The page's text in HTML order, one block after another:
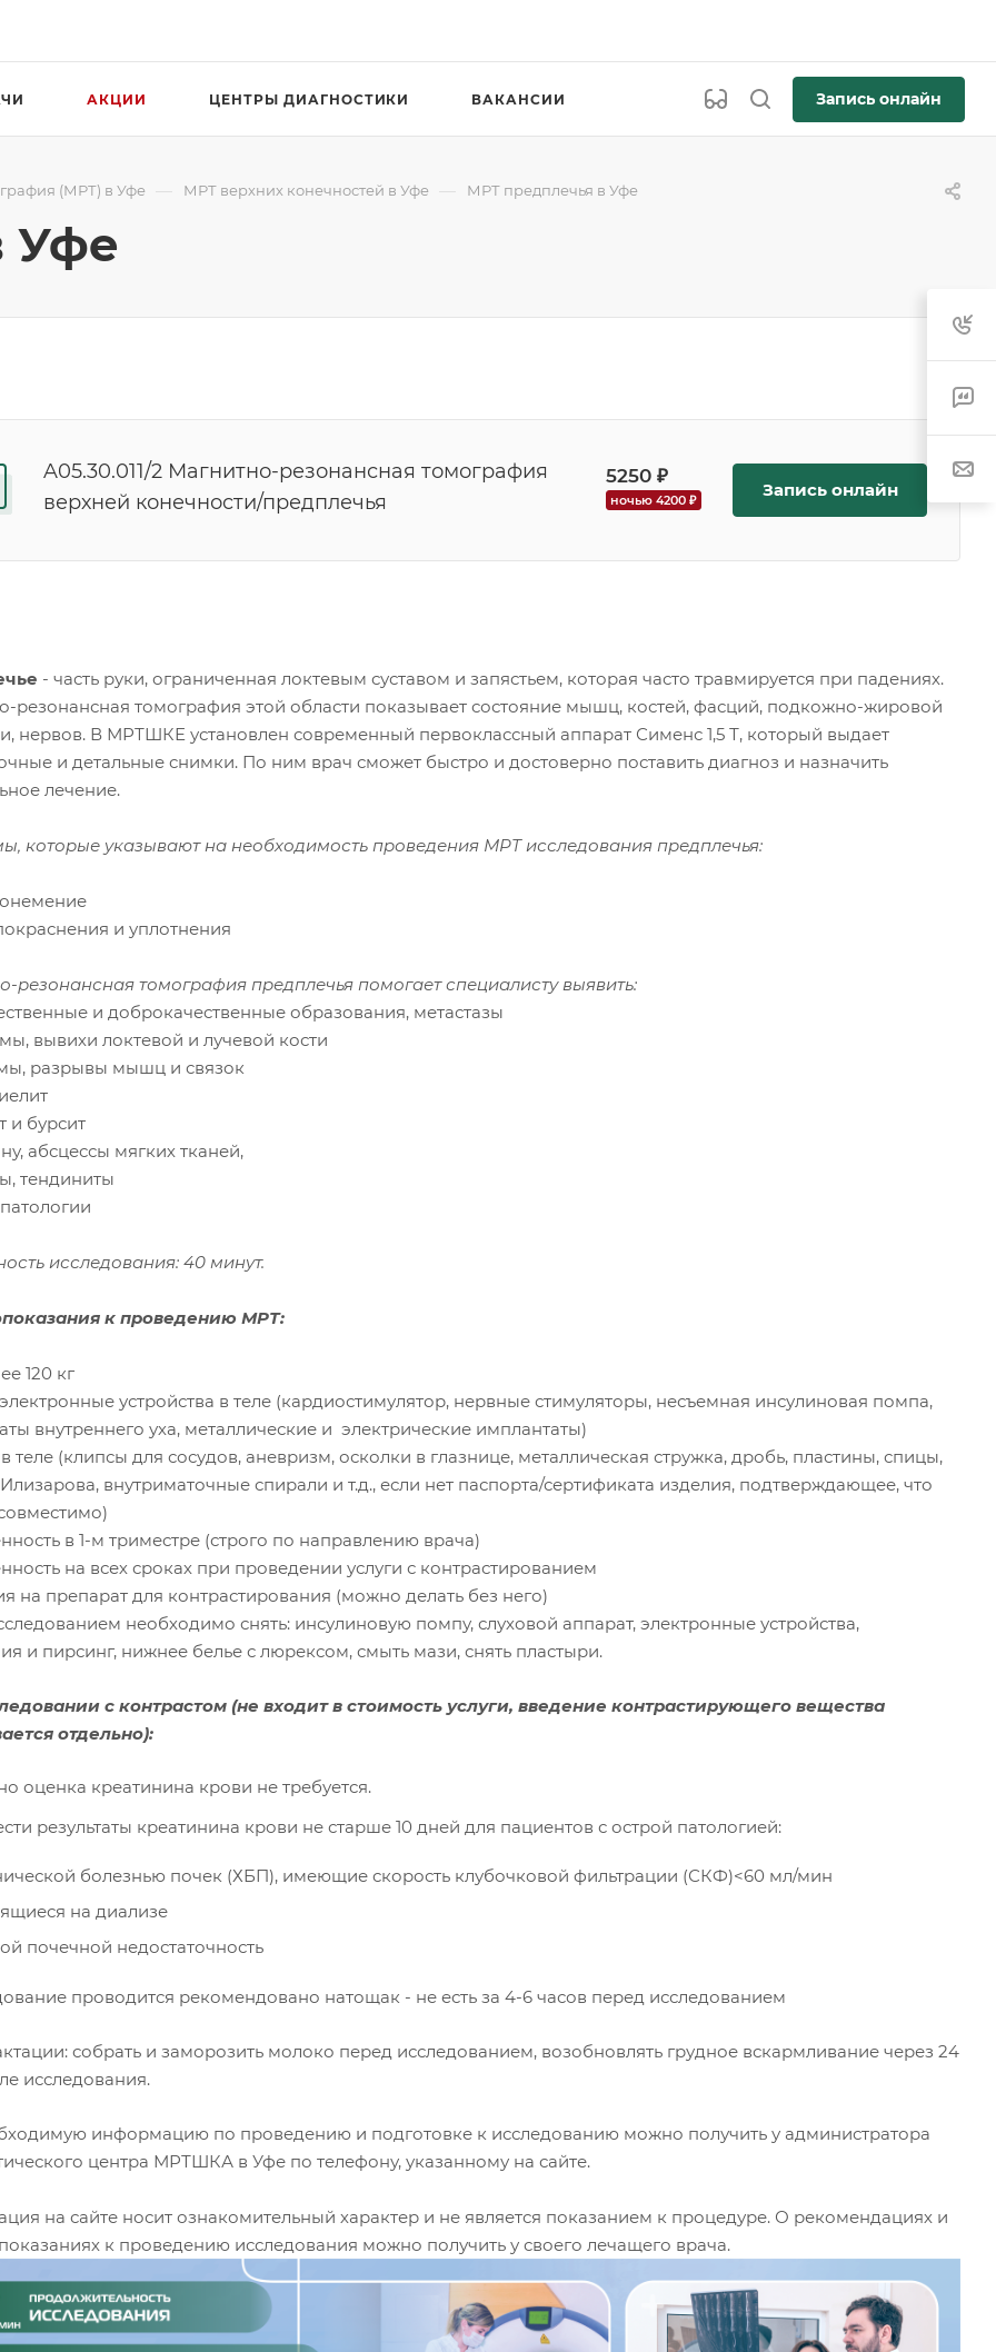
АКЦИИ ЦЕНТРЫ ДИАГНОСТИКИ ВАКАНСИИ Запись онлайн
(МРТ) в Уфе — МРТ верхних конечностей в Уфе — МРТ предплечья в Уфе
Уфе
A05.30.011/2 Магнитно-резонансная томография
верхней конечности/предплечья
5250 ₽
ночью 4200 ₽ Запись онлайн
- часть руки, ограниченная локтевым суставом и запястьем, которая часто травмируется при падениях.
резонансная томография этой области показывает состояние мышц, костей, фасций, подкожно-жировой
нервов. В МРТШКЕ установлен современный первоклассный аппарат Сименс 1,5 Т, который выдает
и детальные снимки. По ним врач сможет быстро и достоверно поставить диагноз и назначить
лечение.
которые указывают на необходимость проведения МРТ исследования предплечья:
и уплотнения
резонансная томография предплечья помогает специалисту выявить:
и доброкачественные образования, метастазы
вывихи локтевой и лучевой кости
разрывы мышц и связок
и бурсит
абсцессы мягких тканей,
тендиниты
исследования: 40 минут.
к проведению МРТ:
120 кг
устройства в теле (кардиостимулятор, нервные стимуляторы, несъемная инсулиновая помпа,
внутреннего уха, металлические и электрические имплантаты)
теле (клипсы для сосудов, аневризм, осколки в глазнице, металлическая стружка, дробь, пластины, спицы,
внутриматочные спирали и т.д., если нет паспорта/сертификата изделия, подтверждающее, что
в 1-м триместре (строго по направлению врача)
на всех сроках при проведении услуги с контрастированием
на препарат для контрастирования (можно делать без него)
необходимо снять: инсулиновую помпу, слуховой аппарат, электронные устройства,
и пирсинг, нижнее белье с люрексом, смыть мази, снять пластыри.
с контрастом (не входит в стоимость услуги, введение контрастирующего вещества
отдельно):
оценка креатинина крови не требуется.
результаты креатинина крови не старше 10 дней для пациентов с острой патологией:
болезнью почек (ХБП), имеющие скорость клубочковой фильтрации (СКФ)<60 мл/мин
на диализе
почечной недостаточность
проводится рекомендовано натощак - не есть за 4-6 часов перед исследованием
собрать и заморозить молоко перед исследованием, возобновлять грудное вскармливание через 24
исследования.
информацию по проведению и подготовке к исследованию можно получить у администратора
центра МРТШКА в Уфе по телефону, указанному на сайте.
на сайте носит ознакомительный характер и не является показанием к процедуре. О рекомендациях и
к проведению исследования можно получить у своего лечащего врача.